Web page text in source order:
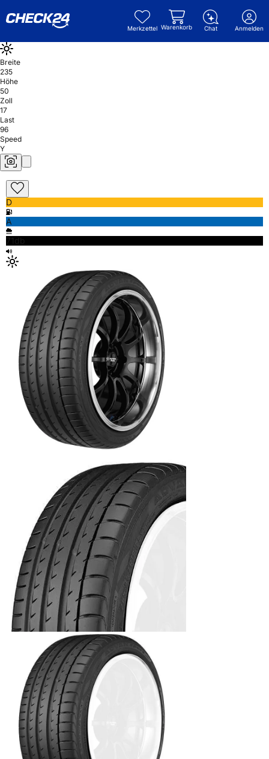
Merkzettel Warenkorb Chat Anmelden
Breite
235
Höhe
50
Zoll
17
Last
96
Speed
Y
D
A
71db